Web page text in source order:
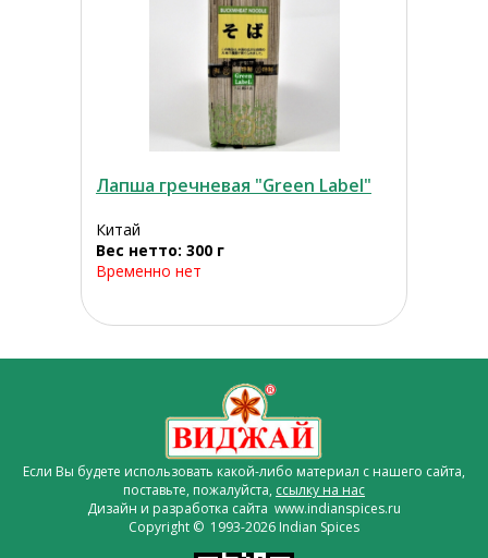
Лапша гречневая "Green Label"
Китай
Вес нетто: 300 г
Временно нет
Если Вы будете использовать какой-либо материал с нашего сайта,
поставьте, пожалуйста, ссылку на нас
Дизайн и разработка сайта www.indianspices.ru
Copyright © 1993-2026 Indian Spices